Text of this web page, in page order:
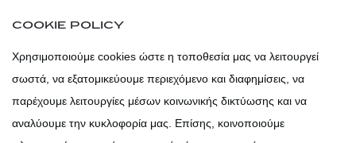
atticadps
COOKIE POLICY
Χρησιμοποιούμε cookies ώστε η τοποθεσία μας να λειτουργεί
σωστά, να εξατομικεύουμε περιεχόμενο και διαφημίσεις, να
παρέχουμε λειτουργίες μέσων κοινωνικής δικτύωσης και να
αναλύουμε την κυκλοφορία μας. Επίσης, κοινοποιούμε